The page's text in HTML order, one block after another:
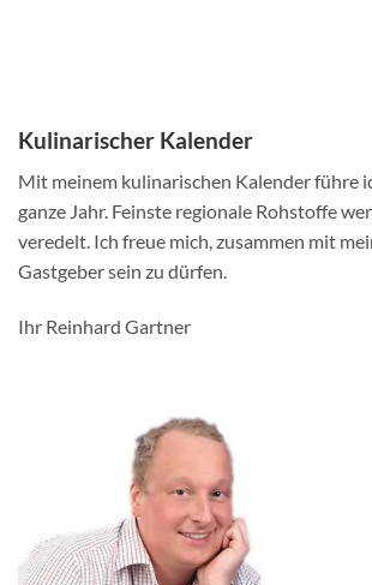
Kulinarischer Kalender
Mit meinem kulinarischen Kalender führe
ganze Jahr. Feinste regionale Rohstoffe
veredelt. Ich freue mich, zusammen mit
Gastgeber sein zu dürfen.
Ihr Reinhard Gartner